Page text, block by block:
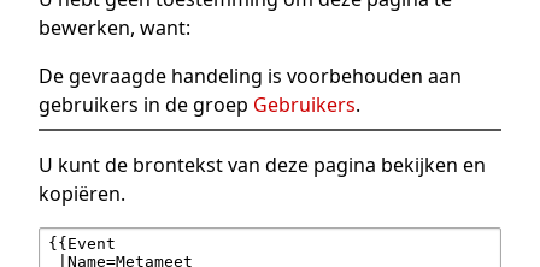
bewerken, want:
De gevraagde handeling is voorbehouden aan
gebruikers in de groep Gebruikers.
U kunt de brontekst van deze pagina bekijken en
kopiëren.